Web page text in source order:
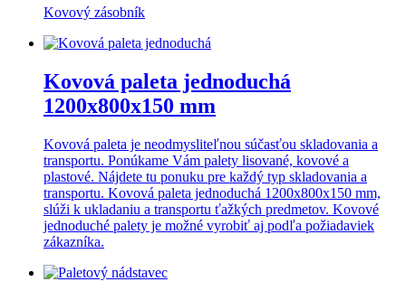
Kovový zásobník
Kovová paleta jednoduchá
1200x800x150 mm
Kovová paleta je neodmysliteľnou súčasťou skladovania a
transportu. Ponúkame Vám palety lisované, kovové a
plastové. Nájdete tu ponuku pre každý typ skladovania a
transportu. Kovová paleta jednoduchá 1200x800x150 mm,
slúži k ukladaniu a transportu ťažkých predmetov. Kovové
jednoduché palety je možné vyrobiť aj podľa požiadaviek
zákazníka.